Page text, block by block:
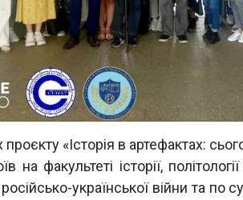
«Історія в артефактах:
на факультеті історії,
української війни та по